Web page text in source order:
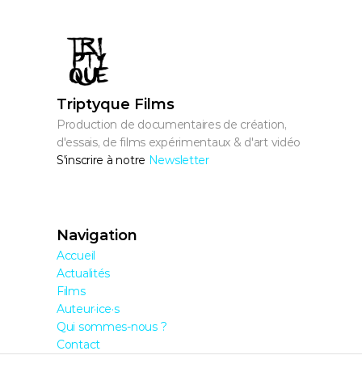
Triptyque Films
Production de documentaires de création,
d'essais, de films expérimentaux & d'art vidéo
S'inscrire à notre Newsletter
Navigation
Accueil
Actualités
Films
Auteur·ice·s
Qui sommes-nous ?
Contact